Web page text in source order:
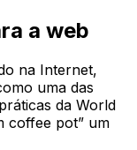
a web
na Internet,
uma das
da World
coffee pot” um